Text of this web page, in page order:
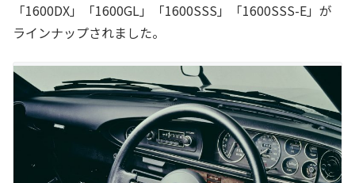
「1600DX」「1600GL」「1600SSS」「1600SSS-E」が
ラインナップされました。